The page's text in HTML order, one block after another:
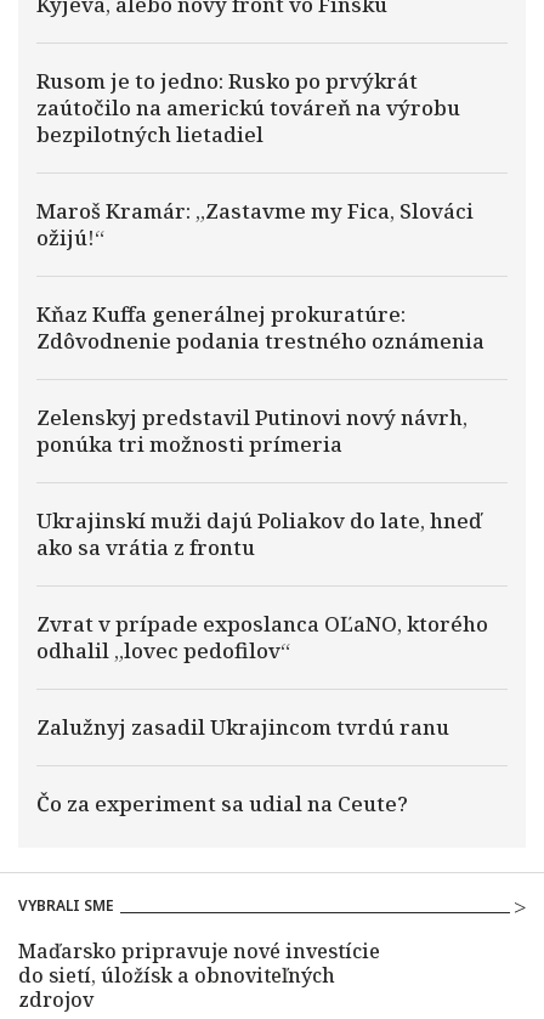
Rusom je to jedno: Rusko po prvýkrát
zaútočilo na americkú továreň na výrobu
bezpilotných lietadiel
Maroš Kramár: „Zastavme my Fica, Slováci
ožijú!“
Kňaz Kuffa generálnej prokuratúre:
Zdôvodnenie podania trestného oznámenia
Zelenskyj predstavil Putinovi nový návrh,
ponúka tri možnosti prímeria
Ukrajinskí muži dajú Poliakov do late, hneď
ako sa vrátia z frontu
Zvrat v prípade exposlanca OĽaNO, ktorého
odhalil „lovec pedofilov“
Zalužnyj zasadil Ukrajincom tvrdú ranu
Čo za experiment sa udial na Ceute?
VYBRALI SME
Maďarsko pripravuje nové investície
do sietí, úložísk a obnoviteľných
zdrojov